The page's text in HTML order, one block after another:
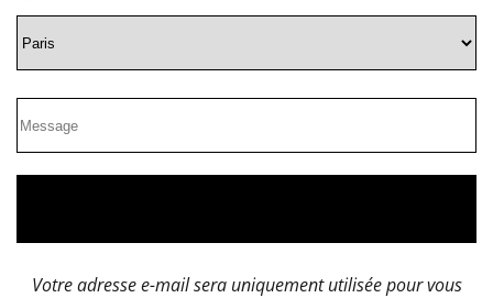
Votre adresse e-mail sera uniquement utilisée pour vous